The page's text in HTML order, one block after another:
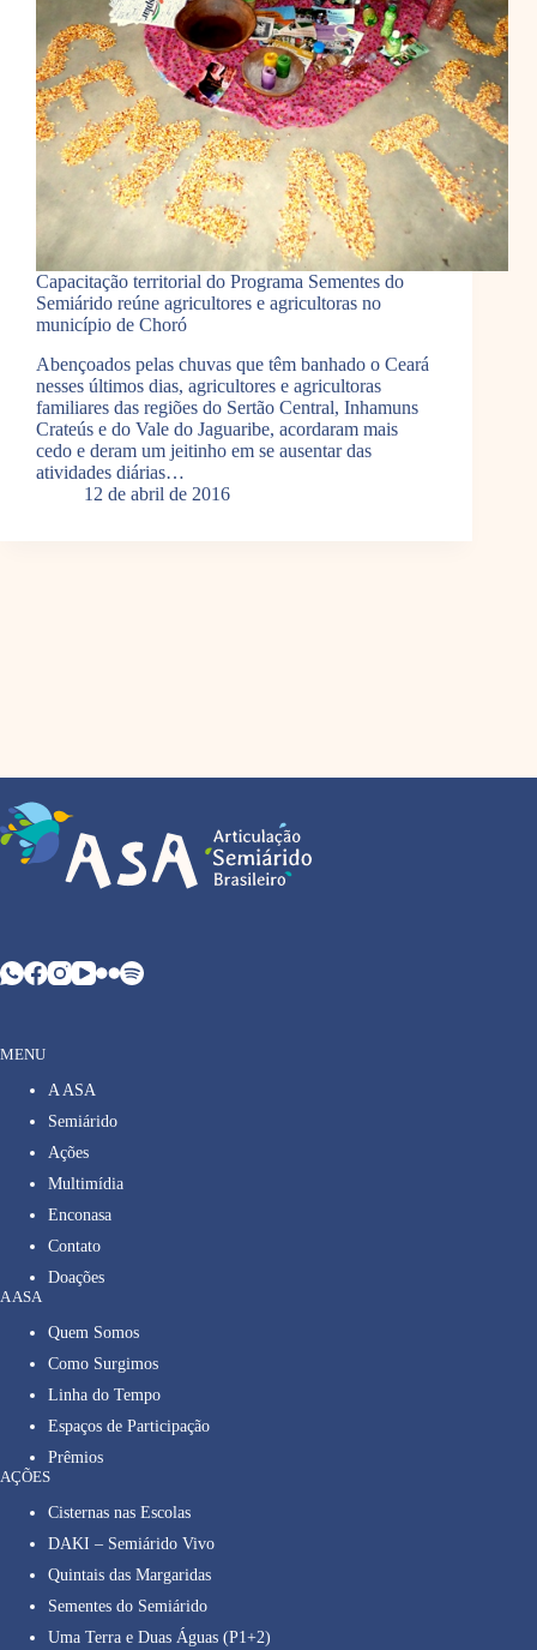
Capacitação territorial do Programa Sementes do
Semiárido reúne agricultores e agricultoras no
município de Choró
Abençoados pelas chuvas que têm banhado o Ceará
nesses últimos dias, agricultores e agricultoras
familiares das regiões do Sertão Central, Inhamuns
Crateús e do Vale do Jaguaribe, acordaram mais
cedo e deram um jeitinho em se ausentar das
atividades diárias…
12 de abril de 2016
MENU
A ASA
Semiárido
Ações
Multimídia
Enconasa
Contato
Doações
A ASA
Quem Somos
Como Surgimos
Linha do Tempo
Espaços de Participação
Prêmios
AÇÕES
Cisternas nas Escolas
DAKI – Semiárido Vivo
Quintais das Margaridas
Sementes do Semiárido
Uma Terra e Duas Águas (P1+2)